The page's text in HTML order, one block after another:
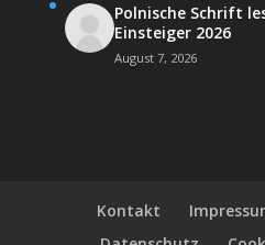
Polnische Schrift
Einsteiger 2026
August 7, 2026
Kontakt